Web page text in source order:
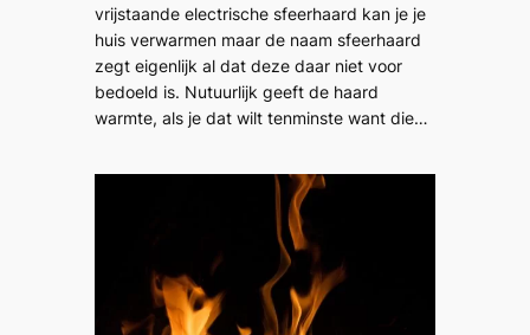
vrijstaande electrische sfeerhaard kan je je
huis verwarmen maar de naam sfeerhaard
zegt eigenlijk al dat deze daar niet voor
bedoeld is. Nutuurlijk geeft de haard
warmte, als je dat wilt tenminste want die…